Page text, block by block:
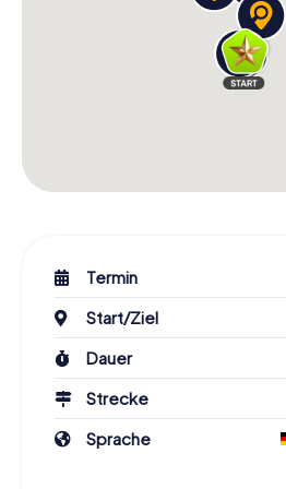
Termin
Start/Ziel
Dauer
Strecke
Sprache